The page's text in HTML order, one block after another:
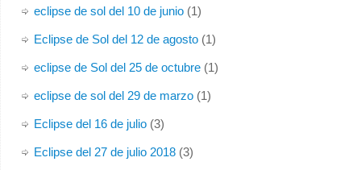
eclipse de sol del 10 de junio(1)
Eclipse de Sol del 12 de agosto(1)
eclipse de Sol del 25 de octubre(1)
eclipse de sol del 29 de marzo(1)
Eclipse del 16 de julio(3)
Eclipse del 27 de julio 2018(3)